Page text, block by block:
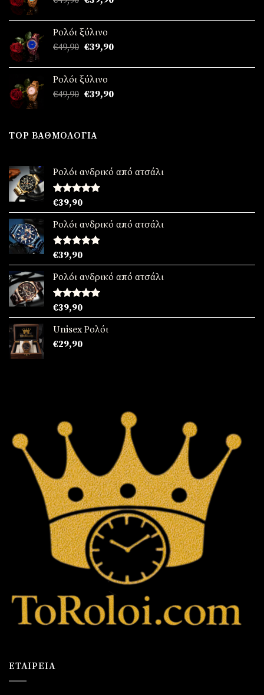
was:
€49,90.
τιμή
€39,90.
Ρολόι ξύλινο
€49,90 Original
was:
€49,90.
€39,90Η
τιμή
€39,90.
Ρολόι ξύλινο
€49,90 Original
€49,90.
€39,90Η
TOP ΒΑΘΜΟΛΟΓΊΑ
Ρολόι ανδρικό από ατσάλι
Βαθμολογήθηκε
με5.00
από 5
€39,90
Ρολόι ανδρικό από ατσάλι
Βαθμολογήθηκε
με5.00
από 5
€39,90
Ρολόι ανδρικό από ατσάλι
Βαθμολογήθηκε
με5.00
από 5
€39,90
Unisex Ρολόι
€29,90
ΕΤΑΙΡΕΊΑ